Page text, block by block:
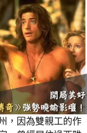
，因為雙親工的作